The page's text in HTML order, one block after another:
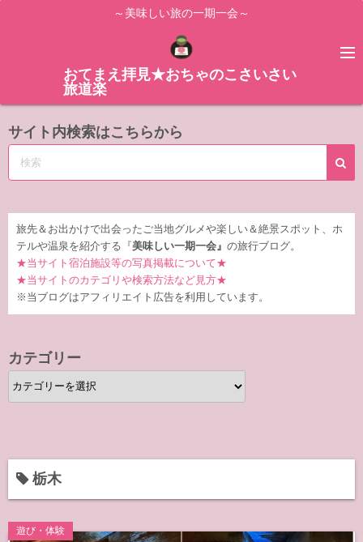
ス
ッ
～美味しい旅の一期一会～
おてまえ拝見★おちゃのこさいさい
旅道楽
サイト内検索はこちらから
旅先＆お出かけで出会ったご当地グルメや楽しい＆絶景スポット、ホ
テルや温泉を紹介する『 美味しい一期一会』 の旅行ブログ。
★当サイト宿泊施設等の写真掲載について★
★当サイトのカテゴリや検索方法など見方★
※当ブログはアフィリエイト広告を利用しています。
カテゴリー
カ
テ
ー
栃木
遊び・体験